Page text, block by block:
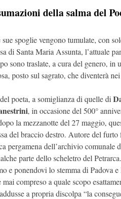
della salma del
spoglie vengono tumulate, con
di Santa Maria Assunta, l’attuale
sono traslate, a cura del genero, in
posto sul sagrato, che diventerà
poeta, a somiglianza di quelle di
, in occasione del 500°
la mezzanotte del 27 maggio,
del braccio destro. Autore del
pergamena dell’archivio
parte dello scheletro del
e ponendovi lo stemma di Padova
compreso a quale scopo
a propria discolpa “la